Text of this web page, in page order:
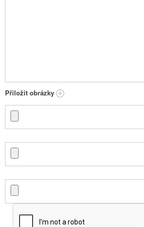
Přiložit obrázky